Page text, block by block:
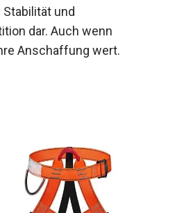
und
dar. Auch wenn
Anschaffung wert.